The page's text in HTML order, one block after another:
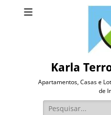
Karla
Apartamentos, Casas e
de
Pesquisar